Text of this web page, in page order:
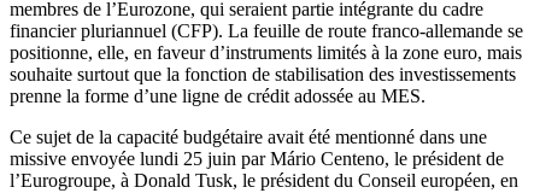
membres de l’Eurozone, qui seraient partie intégrante du cadre
financier pluriannuel (CFP). La feuille de route franco-allemande se
positionne, elle, en faveur d’instruments limités à la zone euro, mais
souhaite surtout que la fonction de stabilisation des investissements
prenne la forme d’une ligne de crédit adossée au MES.
Ce sujet de la capacité budgétaire avait été mentionné dans une
missive envoyée lundi 25 juin par Mário Centeno, le président de
l’Eurogroupe, à Donald Tusk, le président du Conseil européen, en